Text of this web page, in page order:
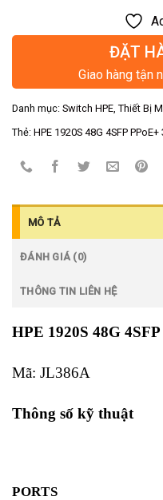
ĐẶT
Giao hàng tận
Danh mục: Switch HPE Thiết Bị
Thẻ: HPE 1920S 48G 4SFP
MÔ TẢ
ĐÁNH GIÁ (0)
THÔNG TIN LIÊN HỆ
HPE 1920S 48G
Mã: JL386A
Thông số kỹ thuật
PORTS